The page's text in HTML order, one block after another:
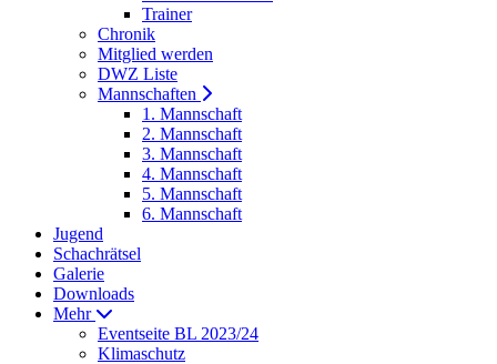
Trainer
Chronik
Mitglied werden
DWZ Liste
Mannschaften
1. Mannschaft
2. Mannschaft
3. Mannschaft
4. Mannschaft
5. Mannschaft
6. Mannschaft
Jugend
Schachrätsel
Galerie
Downloads
Mehr
Eventseite BL 2023/24
Klimaschutz